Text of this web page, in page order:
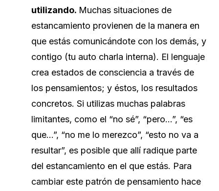
utilizando. Muchas situaciones de
estancamiento provienen de la manera en
que estás comunicándote con los demás, y
contigo (tu auto charla interna). El lenguaje
crea estados de consciencia a través de
los pensamientos; y éstos, los resultados
concretos. Si utilizas muchas palabras
limitantes, como el “no sé”, “pero…”, “es
que…”, “no me lo merezco”, “esto no va a
resultar”, es posible que allí radique parte
del estancamiento en el que estás. Para
cambiar este patrón de pensamiento hace